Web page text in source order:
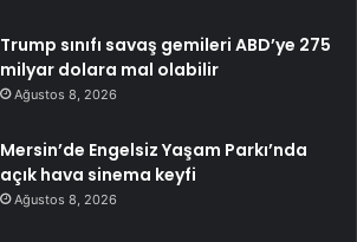
Trump sınıfı savaş gemileri ABD’ye 275
milyar dolara mal olabilir
Ağustos 8, 2026
Mersin’de Engelsiz Yaşam Parkı’nda
açık hava sinema keyfi
Ağustos 8, 2026